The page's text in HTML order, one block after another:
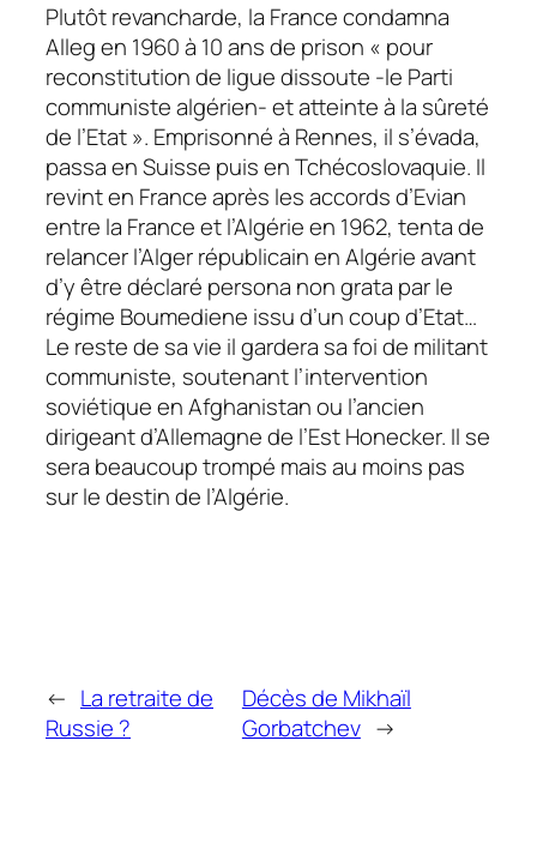
Plutôt revancharde, la France condamna
Alleg en 1960 à 10 ans de prison « pour
reconstitution de ligue dissoute -le Parti
communiste algérien- et atteinte à la sûreté
de l’Etat ». Emprisonné à Rennes, il s’évada,
passa en Suisse puis en Tchécoslovaquie. Il
revint en France après les accords d’Evian
entre la France et l’Algérie en 1962, tenta de
relancer l’Alger républicain en Algérie avant
d’y être déclaré persona non grata par le
régime Boumediene issu d’un coup d’Etat…
Le reste de sa vie il gardera sa foi de militant
communiste, soutenant l’intervention
soviétique en Afghanistan ou l’ancien
dirigeant d’Allemagne de l’Est Honecker. Il se
sera beaucoup trompé mais au moins pas
sur le destin de l’Algérie.
← La retraite de
Russie ?
Décès de Mikhaïl
Gorbatchev →